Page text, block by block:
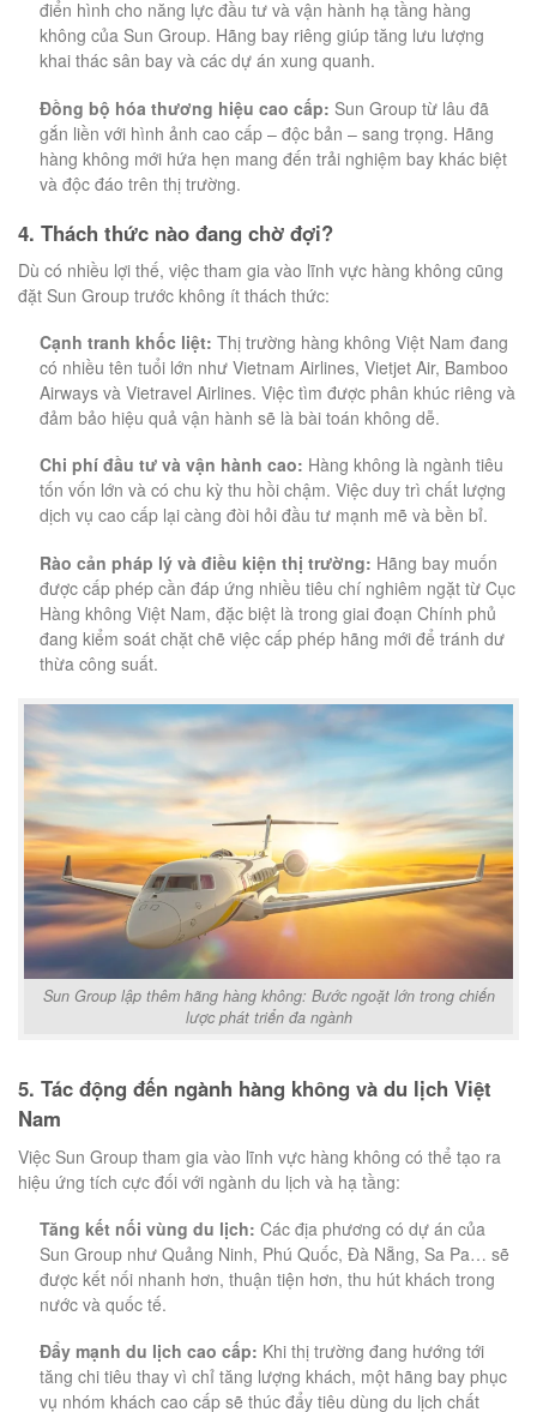
điển hình cho năng lực đầu tư và vận hành hạ tầng hàng
không của Sun Group. Hãng bay riêng giúp tăng lưu lượng
khai thác sân bay và các dự án xung quanh.
Đồng bộ hóa thương hiệu cao cấp: Sun Group từ lâu đã
gắn liền với hình ảnh cao cấp – độc bản – sang trọng. Hãng
hàng không mới hứa hẹn mang đến trải nghiệm bay khác biệt
và độc đáo trên thị trường.
4. Thách thức nào đang chờ đợi?
Dù có nhiều lợi thế, việc tham gia vào lĩnh vực hàng không cũng
đặt Sun Group trước không ít thách thức:
Cạnh tranh khốc liệt: Thị trường hàng không Việt Nam đang
có nhiều tên tuổi lớn như Vietnam Airlines, Vietjet Air, Bamboo
Airways và Vietravel Airlines. Việc tìm được phân khúc riêng và
đảm bảo hiệu quả vận hành sẽ là bài toán không dễ.
Chi phí đầu tư và vận hành cao: Hàng không là ngành tiêu
tốn vốn lớn và có chu kỳ thu hồi chậm. Việc duy trì chất lượng
dịch vụ cao cấp lại càng đòi hỏi đầu tư mạnh mẽ và bền bỉ.
Rào cản pháp lý và điều kiện thị trường: Hãng bay muốn
được cấp phép cần đáp ứng nhiều tiêu chí nghiêm ngặt từ Cục
Hàng không Việt Nam, đặc biệt là trong giai đoạn Chính phủ
đang kiểm soát chặt chẽ việc cấp phép hãng mới để tránh dư
thừa công suất.
Sun Group lập thêm hãng hàng không: Bước ngoặt lớn trong chiến
lược phát triển đa ngành
5. Tác động đến ngành hàng không và du lịch Việt
Nam
Việc Sun Group tham gia vào lĩnh vực hàng không có thể tạo ra
hiệu ứng tích cực đối với ngành du lịch và hạ tầng:
Tăng kết nối vùng du lịch: Các địa phương có dự án của
Sun Group như Quảng Ninh, Phú Quốc, Đà Nẵng, Sa Pa… sẽ
được kết nối nhanh hơn, thuận tiện hơn, thu hút khách trong
nước và quốc tế.
Đẩy mạnh du lịch cao cấp: Khi thị trường đang hướng tới
tăng chi tiêu thay vì chỉ tăng lượng khách, một hãng bay phục
vụ nhóm khách cao cấp sẽ thúc đẩy tiêu dùng du lịch chất